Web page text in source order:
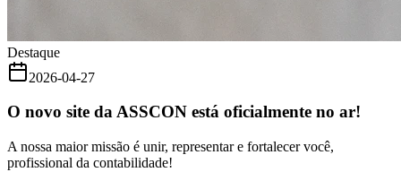
Destaque
2026-04-27
O novo site da ASSCON está oficialmente no ar!
A nossa maior missão é unir, representar e fortalecer você,
profissional da contabilidade!